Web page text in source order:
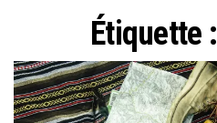
Étiquette :